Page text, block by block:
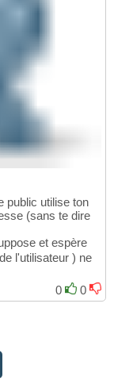
public utilise ton
(sans te dire
et espère
l'utilisateur ) ne
0
0